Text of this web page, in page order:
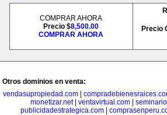
COMPRAR AHORA
Precio $8,500.00
COMPRAR AHORA
Precio
Otros dominios en venta:
vendasupropiedad.com
monetizar.net| ventavirtual.com
publicidadestrategica.com